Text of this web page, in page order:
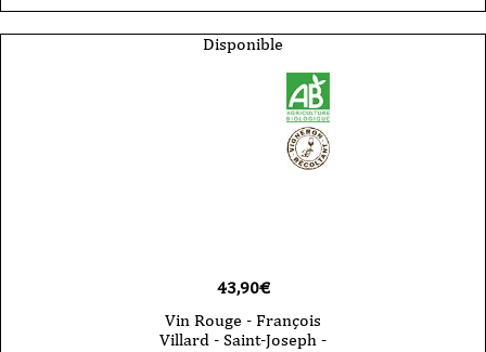
-
Disponible
43,90€
Vin Rouge - François
Villard - Saint-Joseph -